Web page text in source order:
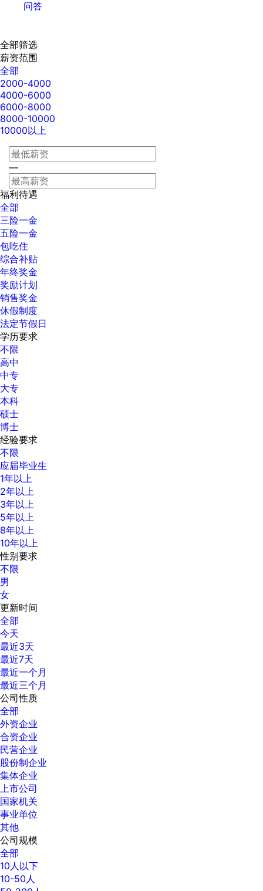
问答
全部筛选
薪资范围
全部
2000-4000
4000-6000
6000-8000
8000-10000
10000以上
—
福利待遇
全部
三险一金
五险一金
包吃住
综合补贴
年终奖金
奖励计划
销售奖金
休假制度
法定节假日
学历要求
不限
高中
中专
大专
本科
硕士
博士
经验要求
不限
应届毕业生
1年以上
2年以上
3年以上
5年以上
8年以上
10年以上
性别要求
不限
男
女
更新时间
全部
今天
最近3天
最近7天
最近一个月
最近三个月
公司性质
全部
外资企业
合资企业
民营企业
股份制企业
集体企业
上市公司
国家机关
事业单位
其他
公司规模
全部
10人以下
10-50人